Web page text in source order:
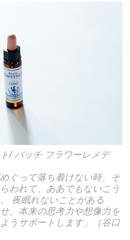
/ バッチ フラワーレメデ
ぐって落ち着けない時、そ
われて、ああでもないこう
夜眠れないことがある
、本来の思考力や想像力を
うサポートします」（谷口